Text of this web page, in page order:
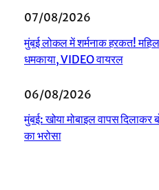
07/08/2026
मुंबई लोकल में शर्मनाक हरकत!
धमकाया, VIDEO वायरल
06/08/2026
मुंबई: खोया मोबाइल वापस दिलाकर
का भरोसा